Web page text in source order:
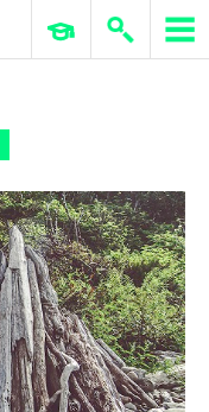
ERP 與商業 AI